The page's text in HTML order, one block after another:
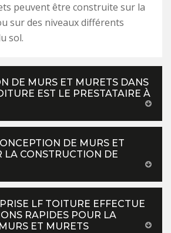
peuvent être construite sur la
sur des niveaux différents
sol.
DE MURS ET MURETS DANS
EST LE PRESTATAIRE À
DE MURS ET
LA CONSTRUCTION DE
LF TOITURE EFFECTUE
RAPIDES POUR LA
ET MURETS